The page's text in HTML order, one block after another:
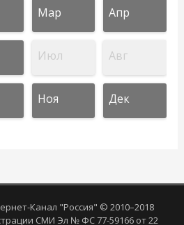
Мар Апр
Июл Авг
Ноя Дек
Канал "Россия" © 2010–2018
СМИ Эл № ФС 77-59166 от 22